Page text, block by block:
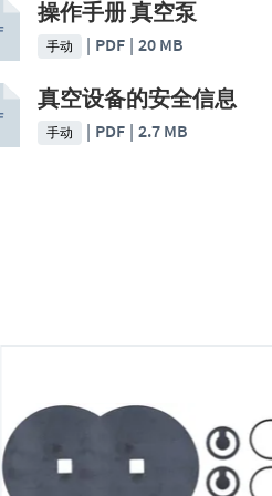
操作手册 真空泵
手动 PDF 20 MB
真空设备的安全信息
手动 PDF 2.7 MB